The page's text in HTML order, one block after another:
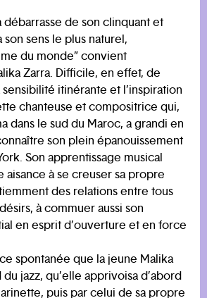
débarrasse de son clinquant et
son sens le plus naturel,
du monde” convient
Zarra. Difficile, en effet, de
itinérante et l’inspiration
chanteuse et compositrice qui,
dans le sud du Maroc, a grandi en
son plein épanouissement
Son apprentissage musical
à se creuser sa propre
des relations entre tous
à commuer aussi son
en esprit d’ouverture et en force
spontanée que la jeune Malika
jazz, qu’elle apprivoisa d’abord
puis par celui de sa propre